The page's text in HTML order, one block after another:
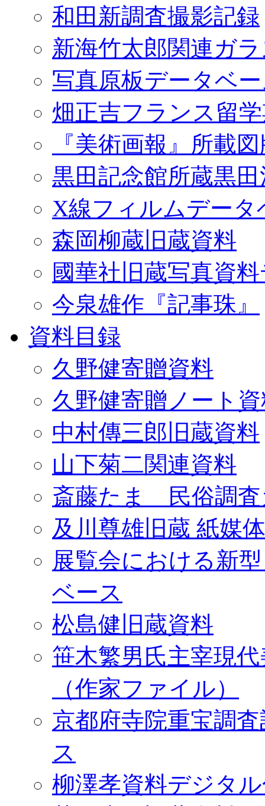
和田新調査撮影記録
新海竹太郎関連ガ
写真原板データベ
畑正吉フランス留
『美術画報』所載
黒田記念館所蔵黒
X線フィルムデータ
森岡柳蔵旧蔵資料
國華社旧蔵写真資
今泉雄作『記事珠』
資料目録
久野健寄贈資料
久野健寄贈ノート
中村傳三郎旧蔵資料
山下菊二関連資料
斎藤たま 民俗調査
及川尊雄旧蔵 紙媒
展覧会における新
ベース
松島健旧蔵資料
笹木繁男氏主宰現
（作家ファイル）
京都府寺院重宝調
ス
柳澤孝資料デジタ